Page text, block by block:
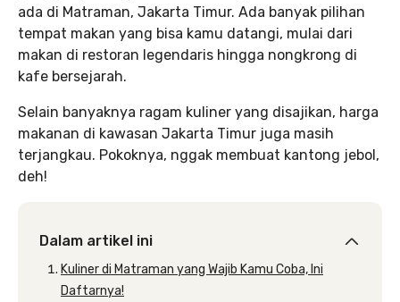
ada di Matraman, Jakarta Timur. Ada banyak pilihan
tempat makan yang bisa kamu datangi, mulai dari
makan di restoran legendaris hingga nongkrong di
kafe bersejarah.
Selain banyaknya ragam kuliner yang disajikan, harga
makanan di kawasan Jakarta Timur juga masih
terjangkau. Pokoknya, nggak membuat kantong jebol,
deh!
Dalam artikel ini
Kuliner di Matraman yang Wajib Kamu Coba, Ini
Daftarnya!